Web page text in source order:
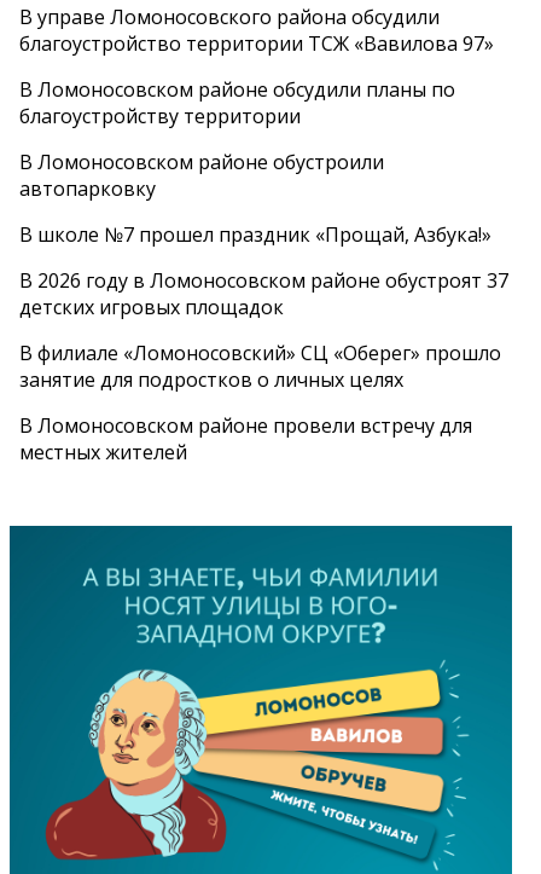
В управе Ломоносовского района обсудили
благоустройство территории ТСЖ «Вавилова 97»
В Ломоносовском районе обсудили планы по
благоустройству территории
В Ломоносовском районе обустроили
автопарковку
В школе №7 прошел праздник «Прощай, Азбука!»
В 2026 году в Ломоносовском районе обустроят 37
детских игровых площадок
В филиале «Ломоносовский» СЦ «Оберег» прошло
занятие для подростков о личных целях
В Ломоносовском районе провели встречу для
местных жителей